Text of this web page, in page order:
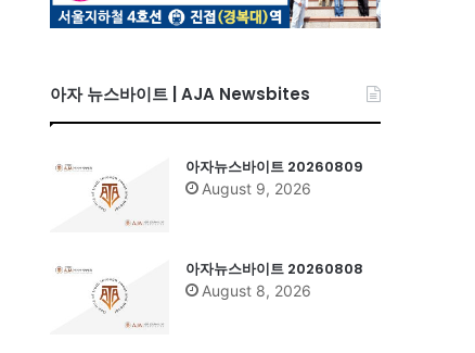
아자 뉴스바이트 | AJA Newsbites
아자뉴스바이트 20260809
August 9, 2026
아자뉴스바이트 20260808
August 8, 2026